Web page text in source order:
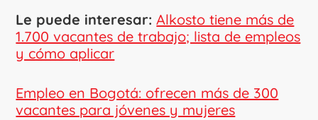
Le puede interesar:Alkosto tiene más de
1.700 vacantes de trabajo; lista de empleos
y cómo aplicar
Empleo en Bogotá: ofrecen más de 300
vacantes para jóvenes y mujeres